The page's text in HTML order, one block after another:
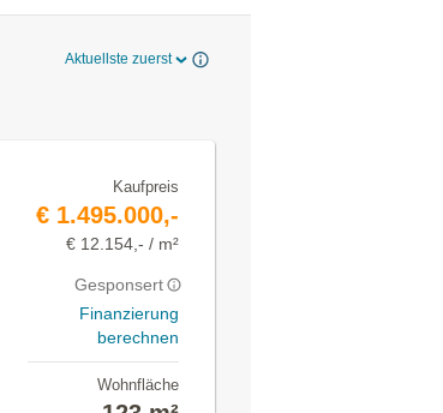
Aktuellste zuerst
Kaufpreis
€ 1.495.000,-
€ 12.154,- / m²
Gesponsert
Finanzierung
berechnen
Wohnfläche